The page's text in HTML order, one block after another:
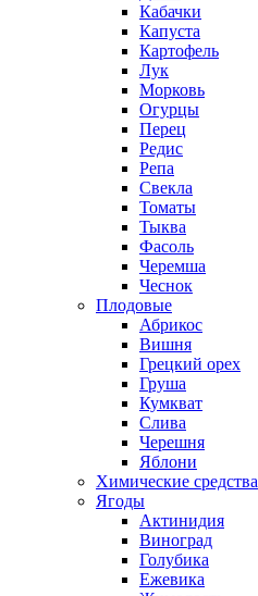
Кабачки
Капуста
Картофель
Лук
Морковь
Огурцы
Перец
Редис
Репа
Свекла
Томаты
Тыква
Фасоль
Черемша
Чеснок
Плодовые
Абрикос
Вишня
Грецкий орех
Груша
Кумкват
Слива
Черешня
Яблони
Химические средства
Ягоды
Актинидия
Виноград
Голубика
Ежевика